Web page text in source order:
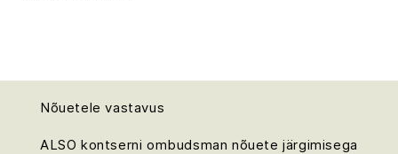
Nõuetele vastavus
ALSO kontserni ombudsman nõuete järgimisega